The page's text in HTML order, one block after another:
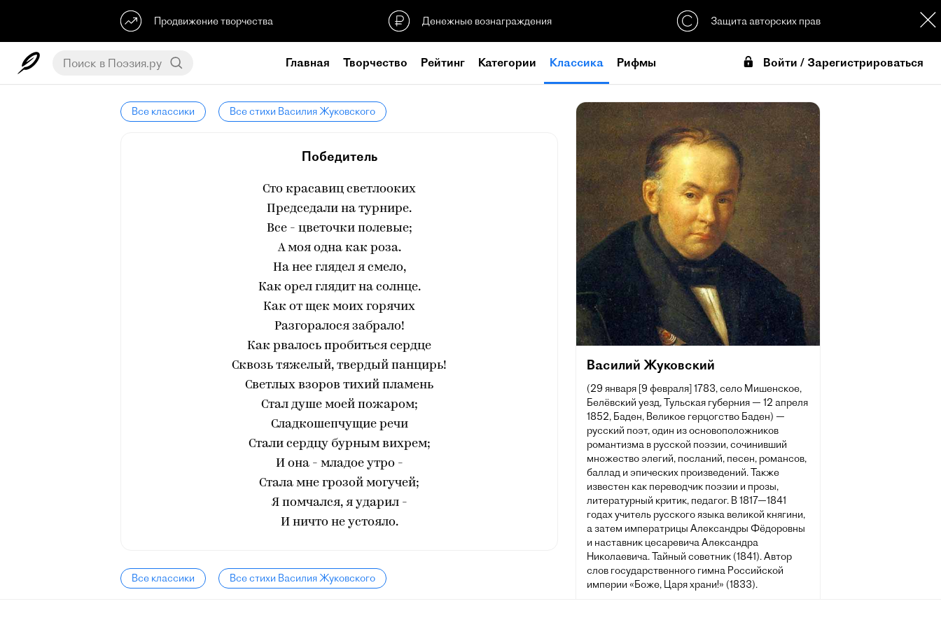
Продвижение творчества Денежные вознаграждения Защита авторских прав
Главная Творчество Рейтинг Категории Классика Рифмы Войти / Зарегистрироваться
Все классики Все стихи Василия Жуковского
Победитель
Сто красавиц светлооких
Председали на турнире.
Все - цветочки полевые;
А моя одна как роза.
На нее глядел я смело,
Как орел глядит на солнце.
Как от щек моих горячих
Разгоралося забрало!
Как рвалось пробиться сердце
Сквозь тяжелый, твердый панцирь!
Светлых взоров тихий пламень
Стал душе моей пожаром;
Сладкошепчущие речи
Стали сердцу бурным вихрем;
И она - младое утро -
Стала мне грозой могучей;
Я помчался, я ударил -
И ничто не устояло.
Все классики Все стихи Василия Жуковского
Василий Жуковский
(29 января [9 февраля] 1783, село Мишенское,
Белёвский уезд, Тульская губерния — 12 апреля
1852, Баден, Великое герцогство Баден) —
русский поэт, один из основоположников
романтизма в русской поэзии, сочинивший
множество элегий, посланий, песен, романсов,
баллад и эпических произведений. Также
известен как переводчик поэзии и прозы,
литературный критик, педагог. В 1817—1841
годах учитель русского языка великой княгини,
а затем императрицы Александры Фёдоровны
и наставник цесаревича Александра
Николаевича. Тайный советник (1841). Автор
слов государственного гимна Российской
империи «Боже, Царя храни!» (1833).